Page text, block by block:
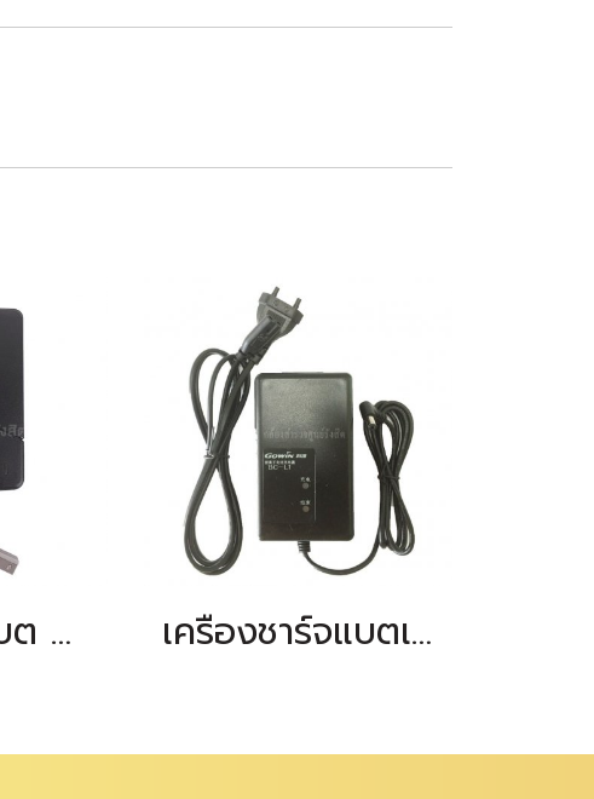
เครื่องชาจแบต KOLIDA รุ่น LC-10 เครื่องชาร์จแบตเตอรี่ Gowin TKS Series